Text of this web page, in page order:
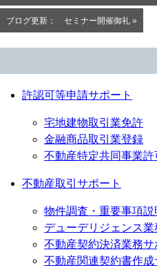
ブログ更新： セミナー開催御礼 »
許認可等申請サポート
宅地建物取引業免許
金融商品取引業登録
不動産特定共同事業許
不動産取引サポート
物件調査・重要事項説
デューデリジェンス業
不動産契約決済業務サ
不動産関連契約書作成